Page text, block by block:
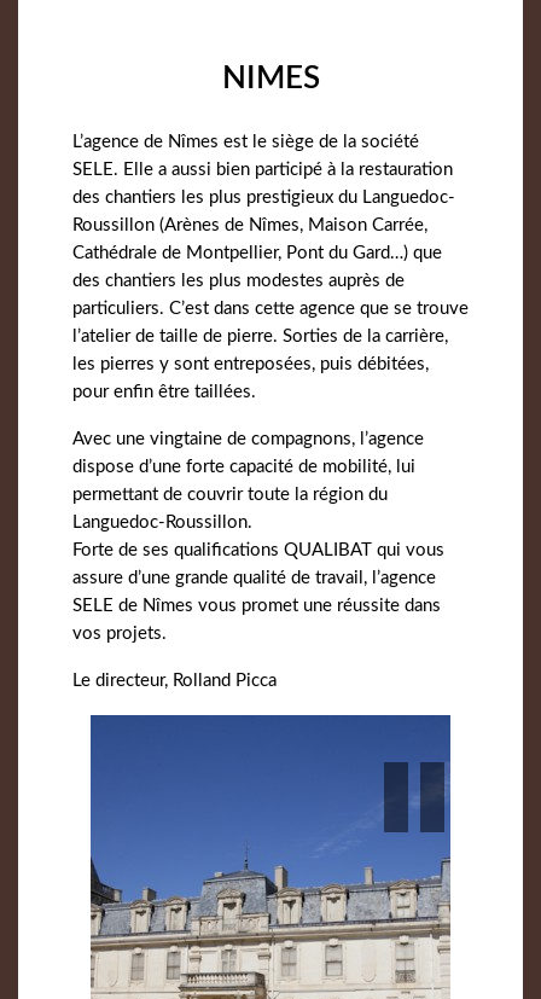
NIMES
L’agence de Nîmes est le siège de la société
SELE. Elle a aussi bien participé à la restauration
des chantiers les plus prestigieux du Languedoc-
Roussillon (Arènes de Nîmes, Maison Carrée,
Cathédrale de Montpellier, Pont du Gard…) que
des chantiers les plus modestes auprès de
particuliers. C’est dans cette agence que se trouve
l’atelier de taille de pierre. Sorties de la carrière,
les pierres y sont entreposées, puis débitées,
pour enfin être taillées.
Avec une vingtaine de compagnons, l’agence
dispose d’une forte capacité de mobilité, lui
permettant de couvrir toute la région du
Languedoc-Roussillon.
Forte de ses qualifications QUALIBAT qui vous
assure d’une grande qualité de travail, l’agence
SELE de Nîmes vous promet une réussite dans
vos projets.
Le directeur, Rolland Picca
Previous